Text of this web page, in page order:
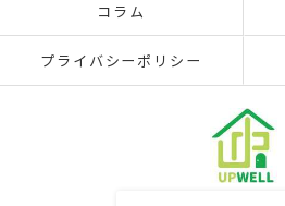
コラム
プライバシーポリシー